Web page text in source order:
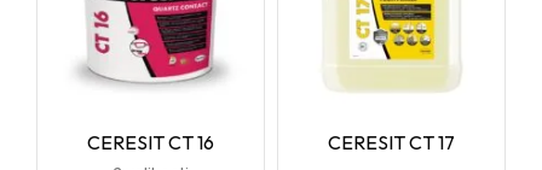
CERESIT CT 16 CERESIT CT 17